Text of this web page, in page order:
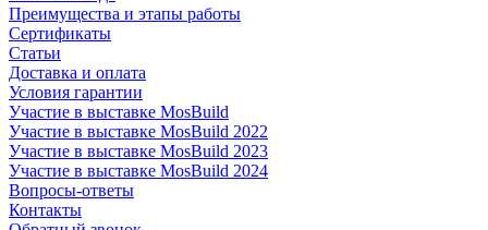
Преимущества и этапы работы
Сертификаты
Статьи
Доставка и оплата
Условия гарантии
Участие в выставке MosBuild
Участие в выставке MosBuild 2022
Участие в выставке MosBuild 2023
Участие в выставке MosBuild 2024
Вопросы-ответы
Контакты